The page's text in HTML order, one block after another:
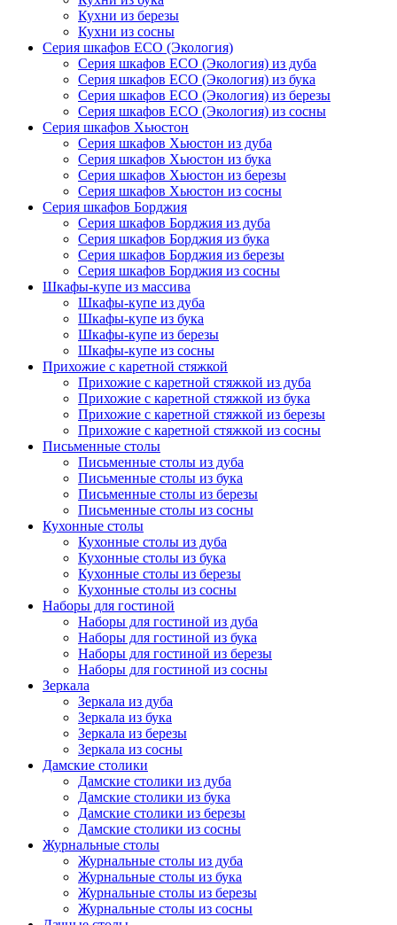
Кухни из березы
Кухни из сосны
Серия шкафов ECO (Экология)
Серия шкафов ECO (Экология) из дуба
Серия шкафов ECO (Экология) из бука
Серия шкафов ECO (Экология) из березы
Серия шкафов ECO (Экология) из сосны
Серия шкафов Хьюстон
Серия шкафов Хьюстон из дуба
Серия шкафов Хьюстон из бука
Серия шкафов Хьюстон из березы
Серия шкафов Хьюстон из сосны
Серия шкафов Борджия
Серия шкафов Борджия из дуба
Серия шкафов Борджия из бука
Серия шкафов Борджия из березы
Серия шкафов Борджия из сосны
Шкафы-купе из массива
Шкафы-купе из дуба
Шкафы-купе из бука
Шкафы-купе из березы
Шкафы-купе из сосны
Прихожие с каретной стяжкой
Прихожие с каретной стяжкой из дуба
Прихожие с каретной стяжкой из бука
Прихожие с каретной стяжкой из березы
Прихожие с каретной стяжкой из сосны
Письменные столы
Письменные столы из дуба
Письменные столы из бука
Письменные столы из березы
Письменные столы из сосны
Кухонные столы
Кухонные столы из дуба
Кухонные столы из бука
Кухонные столы из березы
Кухонные столы из сосны
Наборы для гостиной
Наборы для гостиной из дуба
Наборы для гостиной из бука
Наборы для гостиной из березы
Наборы для гостиной из сосны
Зеркала
Зеркала из дуба
Зеркала из бука
Зеркала из березы
Зеркала из сосны
Дамские столики
Дамские столики из дуба
Дамские столики из бука
Дамские столики из березы
Дамские столики из сосны
Журнальные столы
Журнальные столы из дуба
Журнальные столы из бука
Журнальные столы из березы
Журнальные столы из сосны